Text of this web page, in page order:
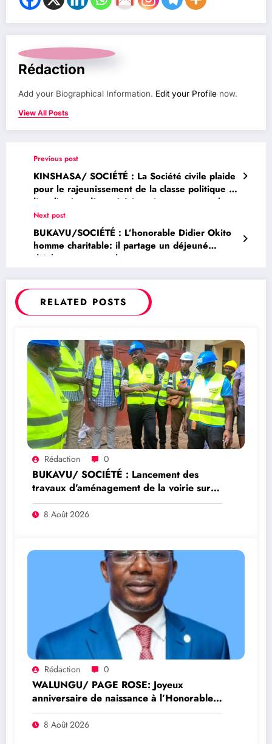
Rédaction
Add your Biographical Information. Edit your Profile now.
View All Posts
Previous post
KINSHASA/ SOCIÉTÉ : La Société civile plaide
pour le rajeunissement de la classe politique et
l’application d’un critérium rigoureux pour la
désignation des membres du prochain
gouvernement
Next post
BUKAVU/SOCIÉTÉ : L’honorable Didier Okito
homme charitable: il partage un déjeuné
d’échange avec sa base
RELATED POSTS
Rédaction 0
BUKAVU/ SOCIÉTÉ : Lancement des
travaux d’aménagement de la voirie sur
l’avenue Nyofu 1: l’entreprise Group
Mushegera Services exécutera 1200
8 Août 2026
Rédaction 0
WALUNGU/ PAGE ROSE: Joyeux
anniversaire de naissance à l’Honorable
Amato Bayubasire Mirindi, un modèle de
courage, d’intelligence et de résilience
8 Août 2026